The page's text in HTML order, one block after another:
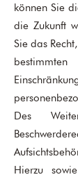
können Sie
die Zukunft
Sie das
Des
Hierzu